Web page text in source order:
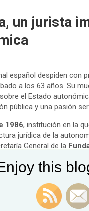
un jurista
español despiden con
a los 63 años. Su
el Estado
pública y una pasión
1986, institución en la
jurídica de la
General de la
para el
de diálogo plural y
Constitucional en la
combinó la precisión
this